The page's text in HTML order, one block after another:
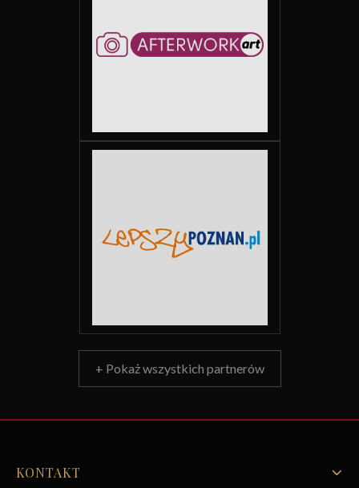
+ Pokaż wszystkich partnerów
KONTAKT